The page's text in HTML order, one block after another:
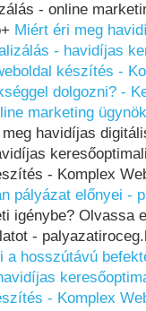
- online
Miért éri meg
- havidíjas
készítés -
dolgozni? -
marketing
havidíjas
- Komplex
pályázat előnyei -
igénybe? Olvassa
-
a hosszútávú
- Komplex